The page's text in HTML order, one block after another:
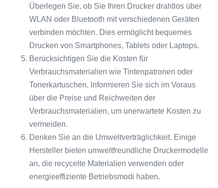
Überlegen Sie, ob Sie Ihren Drucker drahtlos über
WLAN oder Bluetooth mit verschiedenen Geräten
verbinden möchten. Dies ermöglicht bequemes
Drucken von Smartphones, Tablets oder Laptops.
Berücksichtigen Sie die Kosten für
Verbrauchsmaterialien wie Tintenpatronen oder
Tonerkartuschen. Informieren Sie sich im Voraus
über die Preise und Reichweiten der
Verbrauchsmaterialien, um unerwartete Kosten zu
vermeiden.
Denken Sie an die Umweltverträglichkeit. Einige
Hersteller bieten umweltfreundliche Druckermodelle
an, die recycelte Materialien verwenden oder
energieeffiziente Betriebsmodi haben.